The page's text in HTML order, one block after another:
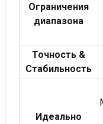
Ограничения
диапазона
Точность &
Стабильность
Идеально